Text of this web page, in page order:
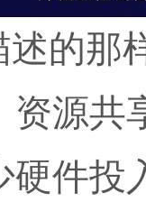
的那
资源共
硬件投